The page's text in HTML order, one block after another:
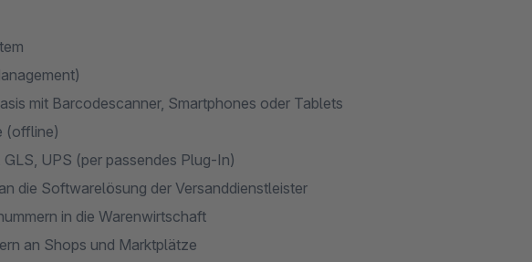
mit Barcodescanner, Smartphones oder Tablets
(offline)
UPS (per passendes Plug-In)
die Softwarelösung der Versanddienstleister
in die Warenwirtschaft
an Shops und Marktplätze